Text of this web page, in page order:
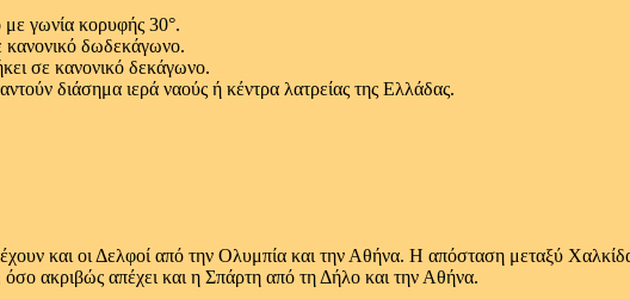
γωνία κορυφής 30°.
κανονικό δωδεκάγωνο.
σε κανονικό δεκάγωνο.
διάσημα ιερά ναούς ή κέντρα λατρείας της Ελλάδας.
και οι Δελφοί από την Ολυμπία και την Αθήνα. Η απόσταση μεταξύ
ακριβώς απέχει και η Σπάρτη από τη Δήλο και την Αθήνα.